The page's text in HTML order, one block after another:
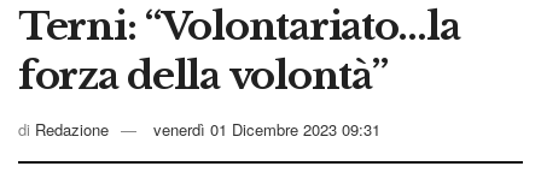
Terni: “Volontariato…la
forza della volontà”
di Redazione venerdì 01 Dicembre 2023 09:31